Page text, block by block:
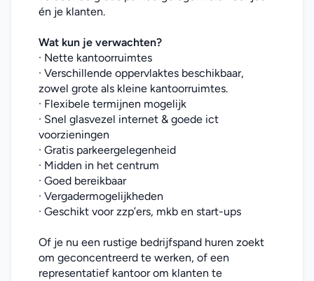
én je klanten.
Wat kun je verwachten?
· Nette kantoorruimtes
· Verschillende oppervlaktes beschikbaar,
zowel grote als kleine kantoorruimtes.
· Flexibele termijnen mogelijk
· Snel glasvezel internet & goede ict
voorzieningen
· Gratis parkeergelegenheid
· Midden in het centrum
· Goed bereikbaar
· Vergadermogelijkheden
· Geschikt voor zzp’ers, mkb en start-ups
Of je nu een rustige bedrijfspand huren zoekt
om geconcentreerd te werken, of een
representatief kantoor om klanten te